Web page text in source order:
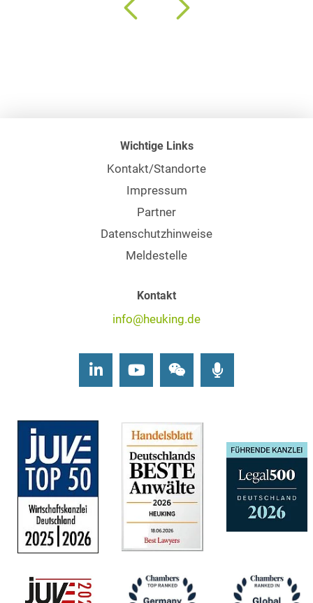
Wichtige Links
Kontakt/Standorte
Impressum
Partner
Datenschutzhinweise
Meldestelle
Kontakt
info@heuking.de
LinkedInYoutubeWechat